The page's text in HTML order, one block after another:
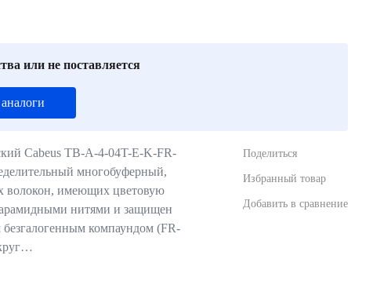
или не поставляется
Cabeus TB-A-4-04T-E-K-FR-
многобуферный,
волокон, имеющих цветовую
нитями и защищен
компаундом (FR-
Поделиться
Избранный товар
Добавить в сравнение